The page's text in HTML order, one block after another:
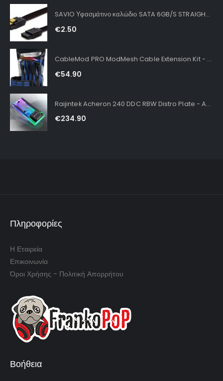
SAVIO Υφασμάτινο καλώδιο SATA 6GB/S STRAIGHT BLACK
€2.50
CableMod PRO ModMesh Cable Extension Kit - Black Blue
€54.90
Raijintek Acheron 240 DDC RBW Distro Plate - Acryl, D-RGB
€234.90
Πληροφορίες
Η Εταιρεία
Επικοινωνία
Όροι Χρήσης - Πολιτική Απορρήτου
Βοήθεια